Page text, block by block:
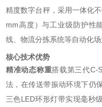
精度数字台秤，采用一体化
mm高度）与工业级防护性
线、物流分拣系统等自动化
核心技术优势
精准动态称重搭载第三代C-
法，在传送带振动环境下仍
三色LED环形灯带实现毫秒